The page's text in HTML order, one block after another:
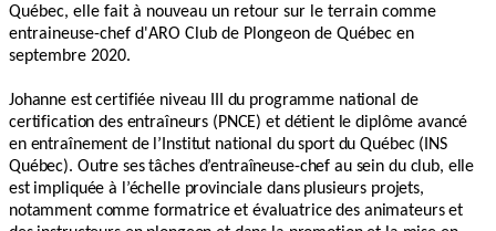
Québec, elle fait à nouveau un retour sur le terrain comme
entraineuse-chef d'ARO Club de Plongeon de Québec en
septembre 2020.
Johanne est certifiée niveau III du programme national de
certification des entraîneurs (PNCE) et détient le diplôme avancé
en entraînement de l’Institut national du sport du Québec (INS
Québec). Outre ses tâches d’entraîneuse-chef au sein du club, elle
est impliquée à l’échelle provinciale dans plusieurs projets,
notamment comme formatrice et évaluatrice des animateurs et